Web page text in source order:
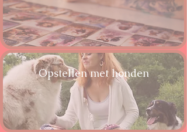
Opstellen met honden